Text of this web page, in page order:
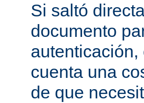
Si saltó
documento
cuenta una
de que